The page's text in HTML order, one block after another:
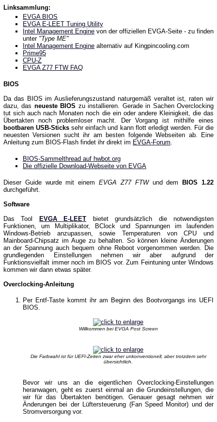
Linksammlung:
EVGA BIOS
EVGA E-LEET Tuning Utility
Intel Management Engine von der offiziellen EVGA-Seite - zu finden
unter "Type ME"
Intel Management Engine alternativ auf Kingpincooling.com
Prime95
CPU-Z
EVGA Z77 FTW FAQ
BIOS
Da das BIOS im Auslieferungszustand naturgemäß veraltet ist, raten wir
dazu, das neueste BIOS zu installieren. Gerade in Sachen Overclocking
tut sich auch nach Monaten noch die ein oder andere Kleinigkeit, die das
Übertakten noch problemloser macht. Der Vorgang ist mithilfe eines
bootbaren USB-Sticks sehr einfach und kann flott erledigt werden. Für die
neuesten Versionen sucht ihr am besten folgende Webseiten ab. Eine
Anleitung zum BIOS-Flash findet ihr direkt im EVGA-Forum
BIOS-Sammelthread auf hwbot.org
Die offizielle Download-Webseite von EVGA
Dieser Guide wurde mit einemEVGA Z77 FTWund demBIOS 1.22
durchgeführt.
Software
Das Tool EVGA E-LEET bietet grundsätzlich die notwendigsten
Funktionen, um Multiplikator, BClock und Spannungen im laufenden
Windows-Betrieb anzupassen, sowie Temperaturen von CPU und
Mainboard-Chipsatz im Auge zu behalten. So können kleine Änderungen
an der Spannung auch bequem ohne Reboot vorgenommen werden. Die
grundlegenden Einstellungen nehmen wir aber aufgrund der
Funktionsvielfalt immer noch im BIOS vor. Zum Feintuning unter Windows
kommen wir dann etwas später.
Overclocking-Anleitung
Per Entf-Taste kommt ihr am Beginn des Bootvorgangs ins UEFI
BIOS.
Willkommen bei EVGA Post Screen
Die Farbwahl ist für UEFI-Zeiten zwar eher unkonventionell, aber trotzdem sehr
übersichtlich.
Bevor wir uns an die eigentlichen Overclocking-Einstellungen
heranwagen, geht es zuerst einmal an die Grundeinstellungen, die
wir für das Übertakten benötigen. Genauer gesagt nehmen wir
Änderungen bei der Lüftersteuerung (Fan Speed Monitor) und der
Stromversorgung vor.